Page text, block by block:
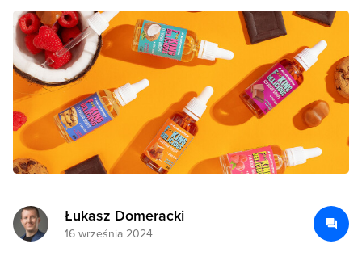
Łukasz Domeracki
16 września 2024